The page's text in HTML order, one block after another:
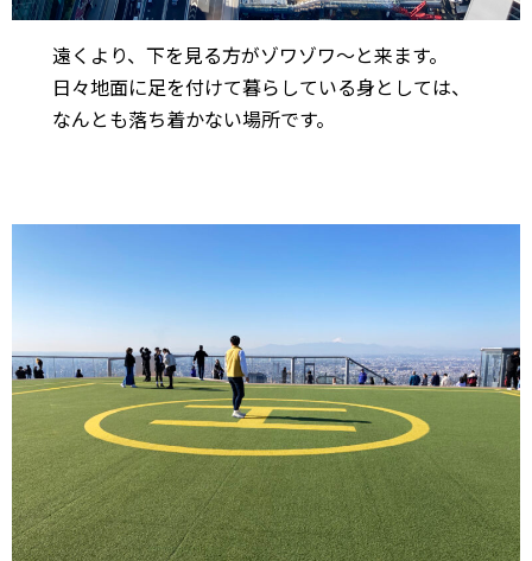
遠くより、下を見る方がゾワゾワ〜と来ます。
日々地面に足を付けて暮らしている身としては、
なんとも落ち着かない場所です。